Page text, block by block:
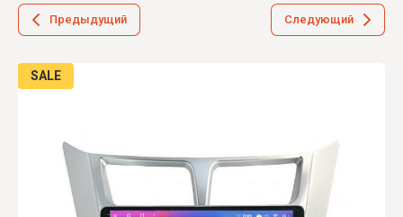
Предыдущий Следующий
SALE